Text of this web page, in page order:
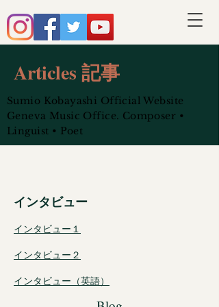
Articles 記事
Sumio Kobayashi Official Website
Geneva Music Office. Composer •
Linguist • Poet
インタビュー
インタビュー１
​インタビュー２
​インタビュー（英語）